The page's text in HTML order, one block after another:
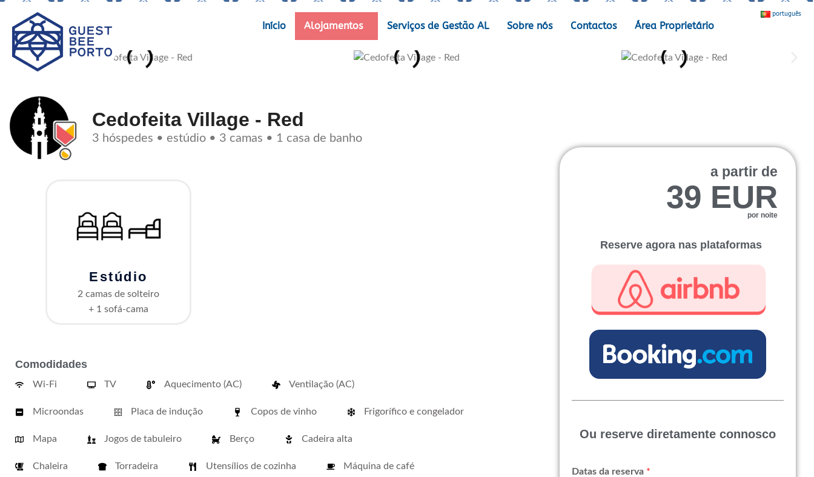
content
Início Alojamentos Serviços de Gestão AL Sobre nós Contactos Área Proprietário
português
Cedofeita Village - Red
3 hóspedes • estúdio • 3 camas • 1 casa de banho
Estúdio
2 camas de solteiro
+ 1 sofá-cama
Comodidades
Wi-Fi TV Aquecimento (AC) Ventilação (AC)
Microondas Placa de indução Copos de vinho Frigorífico e congelador
Mapa Jogos de tabuleiro Berço Cadeira alta
Chaleira Torradeira Utensílios de cozinha Máquina de café
a partir de
39 EUR
por noite
Reserve agora nas plataformas
Ou reserve diretamente connosco
Datas da reserva *